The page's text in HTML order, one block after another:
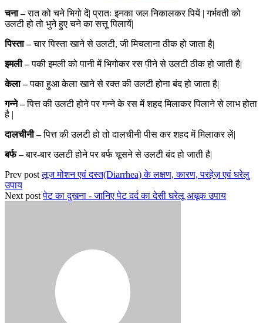
चना –रात को चने भिगो दें| प्रातः इनका जल निकालकर पियें | गर्भवती को
उलटी हो तो भुने हुए चने का सत्तू पिलायें|
पिस्ता –चार पिस्ता खाने से उलटी, जी मिचलाना ठीक हो जाता है|
इमली –पकी इमली को पानी में भिगोकर रस पीने से उलटी ठीक हो जाती है|
केला –पका हुआ केला खाने से रक्त की उलटी होना बंद हो जाता है|
गन्ने –पित्त की उलटी होने पर गन्ने के रस में शहद मिलाकर पिलाने से लाभ होता
है |
दालचीनी –पित्त की उलटी हो तो दालचीनी पीस कर शहद में मिलाकर लें|
बर्फ –बार-बार उलटी होने पर बर्फ चूसने से उलटी बंद हो जाती है|
Prev post लूज मोशन एवं दस्त(Diarrhea) के लक्षण, कारण, परहेज़ एवं घरेलु
उपाय
Next post पेट का दुखना - जानिए पेट दर्द का देसी घरेलू अचूक उपाय